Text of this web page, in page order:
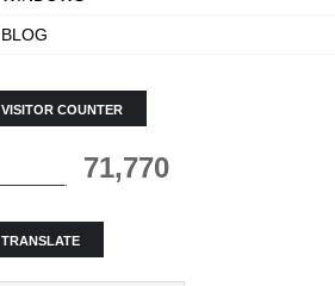
BLOG
VISITOR COUNTER
71,770
TRANSLATE